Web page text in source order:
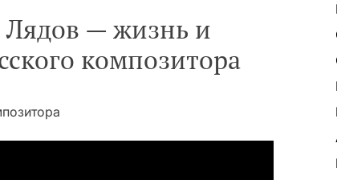
Лядов — жизнь и
композитора